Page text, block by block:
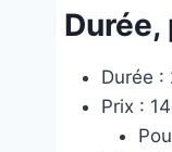
Durée :
Prix :